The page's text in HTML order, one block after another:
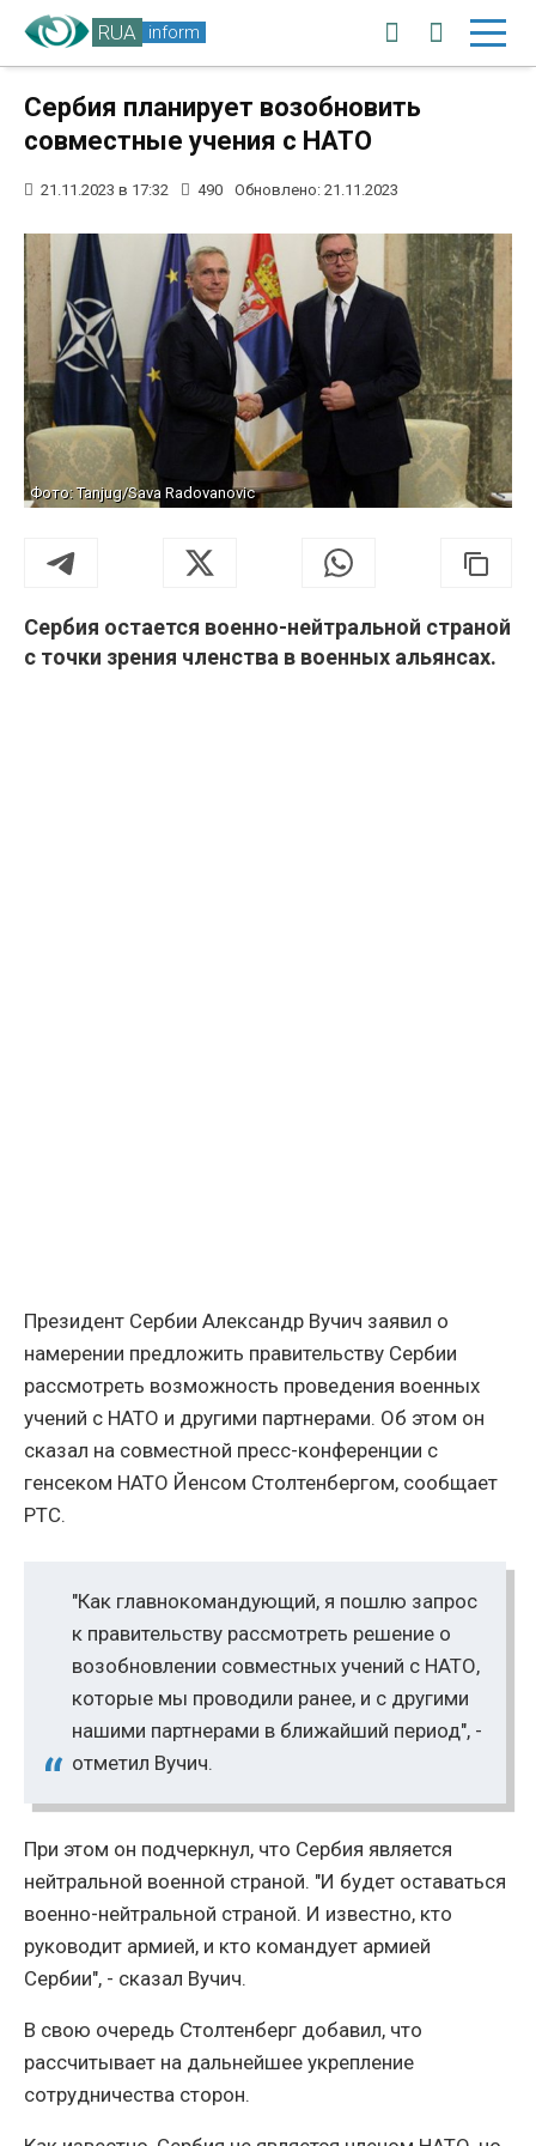
RUA inform
Сербия планирует возобновить
совместные учения с НАТО
21.11.2023 в 17:32 490 Обновлено: 21.11.2023
Фото: Tanjug/Sava Radovanovic
Сербия остается военно-нейтральной страной
с точки зрения членства в военных альянсах.
Президент Сербии Александр Вучич заявил о
намерении предложить правительству Сербии
рассмотреть возможность проведения военных
учений с НАТО и другими партнерами. Об этом он
сказал на совместной пресс-конференции с
генсеком НАТО Йенсом Столтенбергом, сообщает
РТС.
"Как главнокомандующий, я пошлю запрос
к правительству рассмотреть решение о
возобновлении совместных учений с НАТО,
которые мы проводили ранее, и с другими
нашими партнерами в ближайший период", -
отметил Вучич.
При этом он подчеркнул, что Сербия является
нейтральной военной страной. "И будет оставаться
военно-нейтральной страной. И известно, кто
руководит армией, и кто командует армией
Сербии", - сказал Вучич.
В свою очередь Столтенберг добавил, что
рассчитывает на дальнейшее укрепление
сотрудничества сторон.